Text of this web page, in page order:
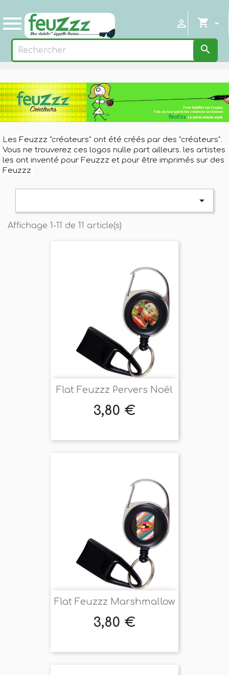
 shopping_cart


Les Feuzzz "créateurs" ont été créés par des "créateurs".
Vous ne trouverez ces logos nulle part ailleurs. les artistes
les ont inventé pour Feuzzz et pour être imprimés sur des
Feuzzz

Affichage 1-11 de 11 article(s)
Flat Feuzzz Pervers Noël
Prix
3,80 €
Flat Feuzzz Marshmallow
Prix
3,80 €